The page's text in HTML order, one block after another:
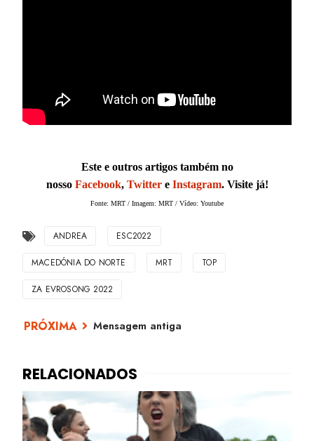
Este e outros artigos também no
nosso Facebook, Twitter e Instagram. Visite já!
Fonte: MRT / Imagem: MRT / Vídeo: Youtube
ANDREA ESC2022
MACEDÓNIA DO NORTE MRT TOP
ZA EVROSONG 2022
Mensagem antiga